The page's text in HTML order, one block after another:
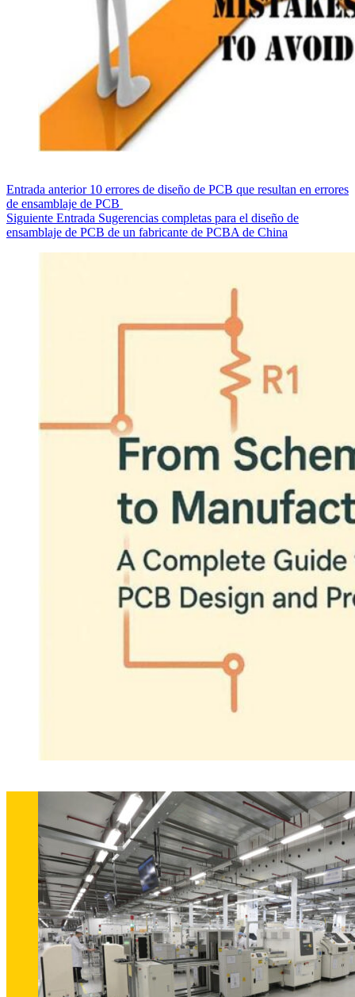
Entrada anterior 10 errores de diseño de PCB que resultan en errores
de ensamblaje de PCB
Siguiente Entrada Sugerencias completas para el diseño de
ensamblaje de PCB de un fabricante de PCBA de China